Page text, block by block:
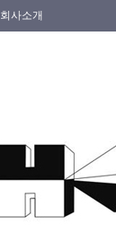
회사소개